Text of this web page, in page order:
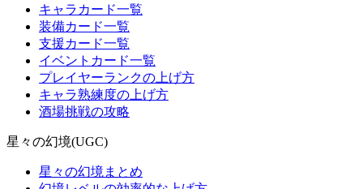
キャラカード一覧
装備カード一覧
支援カード一覧
イベントカード一覧
プレイヤーランクの上げ方
キャラ熟練度の上げ方
酒場挑戦の攻略
星々の幻境(UGC)
星々の幻境まとめ